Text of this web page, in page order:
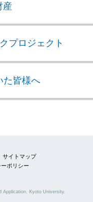
産
プロジェクト
た皆様へ
サイトマップ
ポリシー
Application, Kyoto University.